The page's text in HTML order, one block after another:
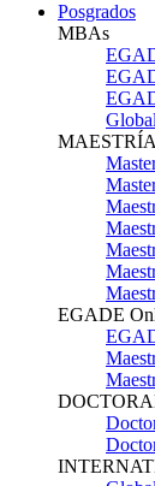
Posgrados
MBAs
EGADE